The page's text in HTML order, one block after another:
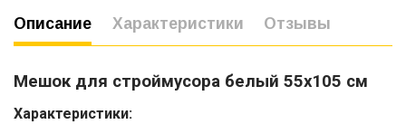
Описание Характеристики Отзывы
Мешок для строймусора белый 55х105 см
Характеристики: